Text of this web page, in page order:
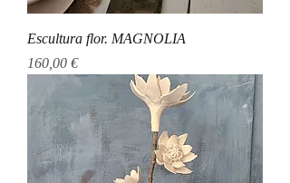
Escultura flor. MAGNOLIA
Precio
160,00 €